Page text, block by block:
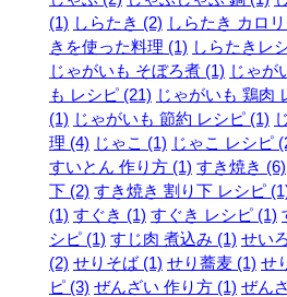
(1) しらたき (2) しらたき カロ
きを使った料理 (1) しらたきレ
じゃがいも そぼろ煮 (1) じゃが
も レシピ (21) じゃがいも 鶏肉
(1) じゃがいも 節約 レシピ (1)
理 (4) じゃこ (1) じゃこ レシピ
すいとん 作り方 (1) すき焼き (6)
下 (2) すき焼き 割り下 レシピ
(1) すぐき (1) すぐき レシピ (1)
シピ (1) すじ肉 煮込み (1) せい
(2) せりそば (1) せり蕎麦 (1) せ
ピ (3) ぜんざい 作り方 (1) ぜん